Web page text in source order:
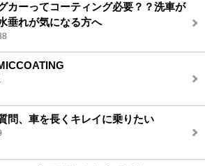
カーってコーティング必要？？洗車が
垂れが気になる方へ
問、車を長くキレイに乗りたい